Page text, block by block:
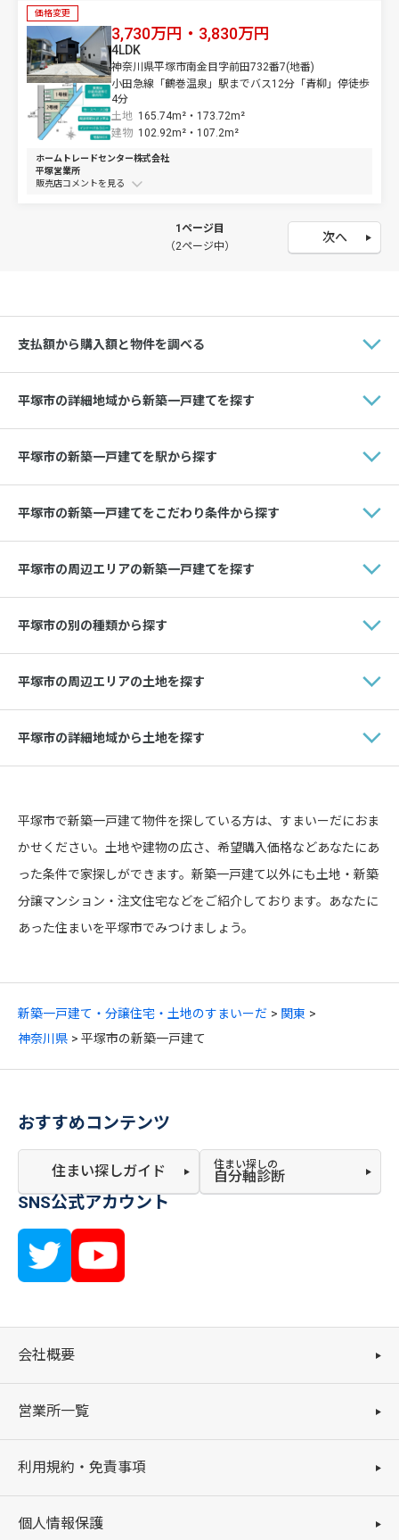
新築一戸建て・分譲住宅・土地のすまいーだ
関東
神奈川県
平塚市の新築一戸建て
価格変更
3,730万円・3,830万円
神奈川県平塚市南金目字前田732番7(地番)
小田急線「鶴巻温泉」駅までバス12分「青柳」停徒歩
4分
土地 165.74m²・ 173.72m²
4LDK
建物 102.92m²・ 107.2m²
ホームトレードセンター株式会社
平塚営業所
販売店コメントを
1ページ目
（2ページ中）
次へ
支払額から購入額と物件を調べる
平塚市の詳細地域から新築一戸建てを探す
平塚市の新築一戸建てを駅から探す
平塚市の新築一戸建てをこだわり条件から探す
平塚市の周辺エリアの新築一戸建てを探す
平塚市の別の種類から探す
平塚市の周辺エリアの土地を探す
平塚市の詳細地域から土地を探す
平塚市で新築一戸建て物件を探している方は、すまいーだにおま
かせください。土地や建物の広さ、希望購入価格などあなたにあ
った条件で家探しができます。新築一戸建て以外にも土地・新築
分譲マンション・注文住宅などをご紹介しております。あなたに
あった住まいを平塚市でみつけましょう。
おすすめコンテンツ
住まい探しガイド 住まい探しの
自分軸診断
SNS公式アカウント
会社概要
営業所一覧
利用規約・免責事項
個人情報保護